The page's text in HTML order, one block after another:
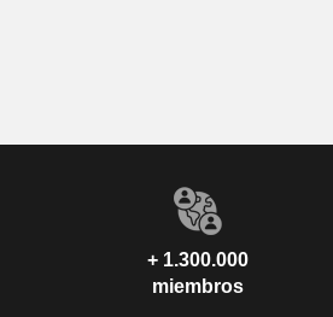
+ 1.300.000
miembros